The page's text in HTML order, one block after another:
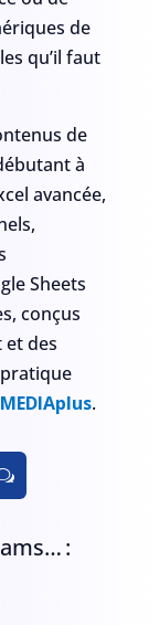
de
qu’il faut
de
à
avancée,
Sheets
conçus
et des
MEDIAplus.
: